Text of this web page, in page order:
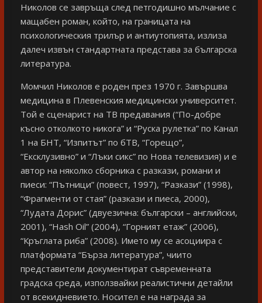
Николов се завръща след петгодишно мълчание с
мащабен роман, който, на границата на
психологическия трилър и антиутопията, излиза
далеч извън стандартната представа за българска
литература.
Момчил Николов е роден през 1970 г. Завършва
медицина в Плевенския медицински университет.
Той е сценарист на ТВ предавания (“По-добре
късно отколкото никога” и “Руска рулетка” по Канал
1 на БНТ, “Изпитът” по бТВ, “Горещо”,
“Ексклузивно” и “Лъки сикс” по Нова телевизия) и е
автор на няколко сборника с разкази, романи и
пиеси: “Пътници” (повест, 1997), “Разкази” (1998),
“Фрагменти от стая” (разкази и пиеса, 2000),
“Лудата Дорис” (двуезична: български – английски,
2001), “Hash Oil” (2004), “Горният етаж” (2006),
“Кръглата риба” (2008). Името му се асоциира с
платформата “Бърза литература”, чиито
представители документират съвременната
градска среда, използвайки реалистични детайли
от всекидневието. Носител е на награда за